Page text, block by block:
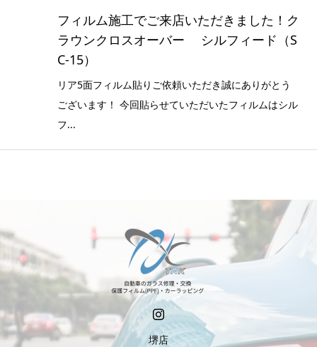
フィルム施工でご来店いただきました！ク
ラウンクロスオーバー シルフィード（S
C-15）
リア5面フィルム貼りご依頼いただき誠にありがとう
ございます！ 今回貼らせていただいたフィルムはシル
フ...
堺店